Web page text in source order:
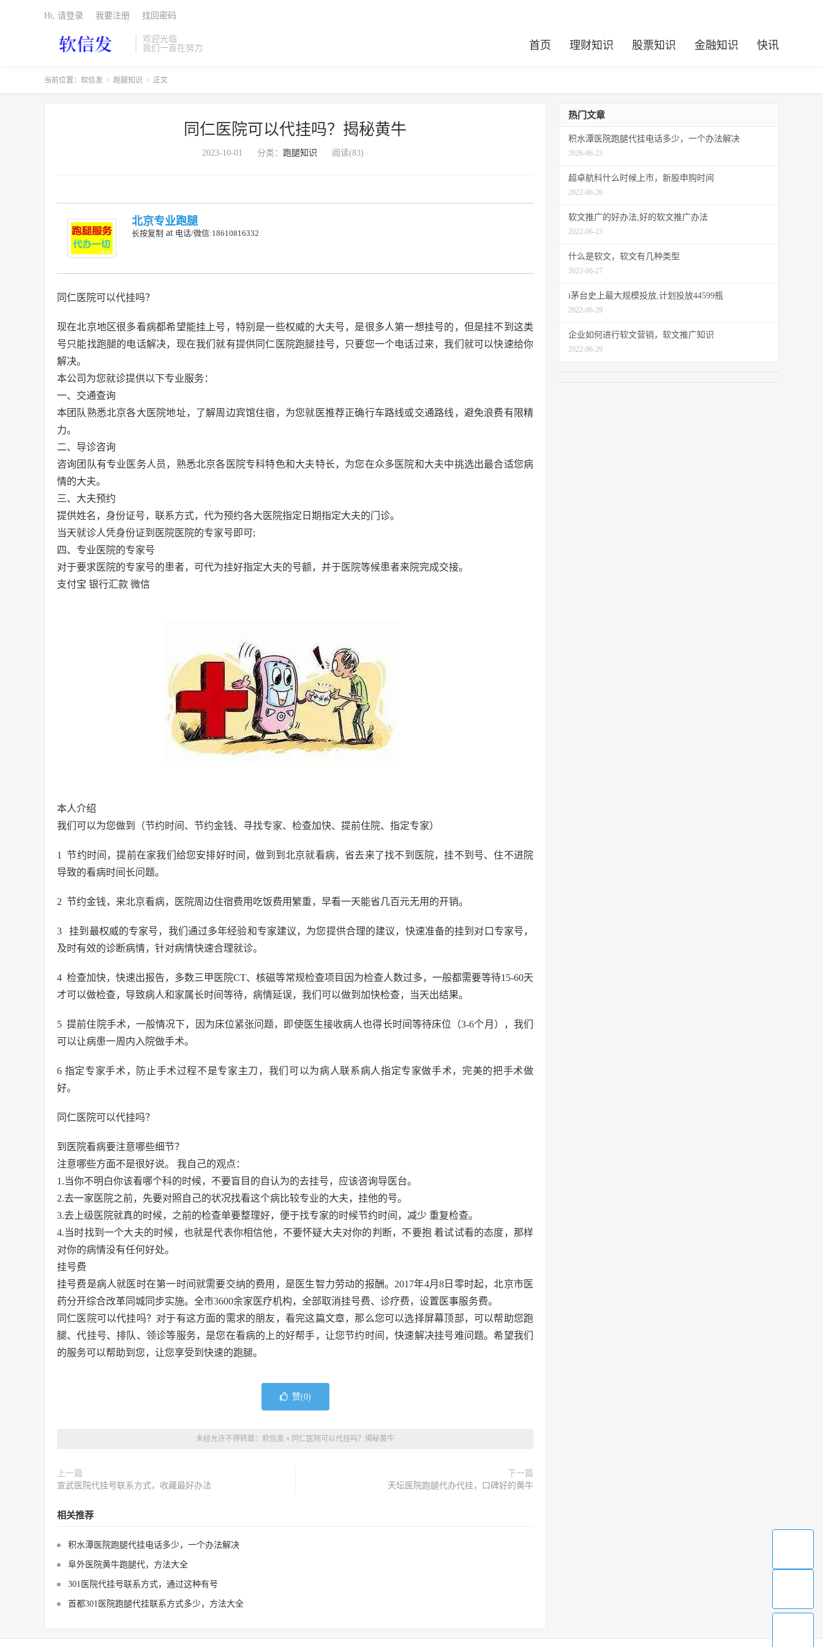
欢迎光临
我们一直在努力
首页 理财知识 股票知识 金融知识 快讯
Hi, 请登录 我要注册 找回密码
当前位置： 软信发 > 跑腿知识 > 正文
同仁医院可以代挂吗？揭秘黄牛
2023-10-01 分类： 跑腿知识 阅读(83)
北京专业跑腿
长按复制 at 电话/微信:18610816332
同仁医院可以代挂吗？
现在北京地区很多看病都希望能挂上号，特别是一些权威的大夫号，是很多人第一想挂号的，但是挂不到这类
号只能找跑腿的电话解决，现在我们就有提供同仁医院跑腿挂号，只要您一个电话过来，我们就可以快速给你
解决。
本公司为您就诊提供以下专业服务：
一、交通查询
本团队熟悉北京各大医院地址，了解周边宾馆住宿，为您就医推荐正确行车路线或交通路线，避免浪费有限精
力。
二、导诊咨询
咨询团队有专业医务人员，熟悉北京各医院专科特色和大夫特长，为您在众多医院和大夫中挑选出最合适您病
情的大夫。
三、大夫预约
提供姓名，身份证号，联系方式，代为预约各大医院指定日期指定大夫的门诊。
当天就诊人凭身份证到医院医院的专家号即可;
四、专业医院的专家号
对于要求医院的专家号的患者，可代为挂好指定大夫的号额，并于医院等候患者来院完成交接。
支付宝 银行汇款 微信
本人介绍
我们可以为您做到（节约时间、节约金钱、寻找专家、检查加快、提前住院、指定专家）
1 节约时间，提前在家我们给您安排好时间，做到到北京就看病，省去来了找不到医院，挂不到号、住不进院
导致的看病时间长问题。
2 节约金钱，来北京看病，医院周边住宿费用吃饭费用繁重，早看一天能省几百元无用的开销。
3 挂到最权威的专家号，我们通过多年经验和专家建议，为您提供合理的建议，快速准备的挂到对口专家号，
及时有效的诊断病情，针对病情快速合理就诊。
4 检查加快，快速出报告，多数三甲医院CT、核磁等常规检查项目因为检查人数过多，一般都需要等待15-60天
才可以做检查，导致病人和家属长时间等待，病情延误，我们可以做到加快检查，当天出结果。
5 提前住院手术，一般情况下，因为床位紧张问题，即使医生接收病人也得长时间等待床位（3-6个月），我们
可以让病患一周内入院做手术。
6 指定专家手术，防止手术过程不是专家主刀，我们可以为病人联系病人指定专家做手术，完美的把手术做
好。
同仁医院可以代挂吗？
到医院看病要注意哪些细节？
注意哪些方面不是很好说。 我自己的观点：
1.当你不明白你该看哪个科的时候，不要盲目的自认为的去挂号，应该咨询导医台。
2.去一家医院之前，先要对照自己的状况找看这个病比较专业的大夫，挂他的号。
3.去上级医院就真的时候，之前的检查单要整理好，便于找专家的时候节约时间，减少 重复检查。
4.当时找到一个大夫的时候，也就是代表你相信他，不要怀疑大夫对你的判断，不要抱 着试试看的态度，那样
对你的病情没有任何好处。
挂号费
挂号费是病人就医时在第一时间就需要交纳的费用，是医生智力劳动的报酬。2017年4月8日零时起，北京市医
药分开综合改革同城同步实施。全市3600余家医疗机构，全部取消挂号费、诊疗费，设置医事服务费。
同仁医院可以代挂吗？对于有这方面的需求的朋友，看完这篇文章，那么您可以选择屏幕顶部，可以帮助您跑
腿、代挂号、排队、领诊等服务，是您在看病的上的好帮手，让您节约时间，快速解决挂号难问题。希望我们
的服务可以帮助到您，让您享受到快速的跑腿。
赞(0)
未经允许不得转载： 软信发 » 同仁医院可以代挂吗？揭秘黄牛
上一篇
宣武医院代挂号联系方式，收藏最好办法
下一篇
天坛医院跑腿代办代挂，口碑好的黄牛
相关推荐
积水潭医院跑腿代挂电话多少，一个办法解决
阜外医院黄牛跑腿代，方法大全
301医院代挂号联系方式，通过这种有号
首都301医院跑腿代挂联系方式多少，方法大全
热门文章
积水潭医院跑腿代挂电话多少，一个办法解决
2026-06-23
超卓航科什么时候上市，新股申购时间
2022-06-20
软文推广的好办法,好的软文推广办法
2022-06-23
什么是软文，软文有几种类型
2022-06-27
i茅台史上最大规模投放,计划投放44599瓶
2022-06-29
企业如何进行软文营销，软文推广知识
2022-06-29